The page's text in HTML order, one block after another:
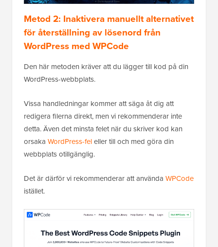
Metod 2: Inaktivera manuellt alternativet
för återställning av lösenord från
WordPress med WPCode
Den här metoden kräver att du lägger till kod på din
WordPress-webbplats.
Vissa handledningar kommer att säga åt dig att
redigera filerna direkt, men vi rekommenderar inte
detta. Även det minsta felet när du skriver kod kan
orsaka WordPress-feleller till och med göra din
webbplats otillgänglig.
Det är därför vi rekommenderar att använda WPCode
istället.